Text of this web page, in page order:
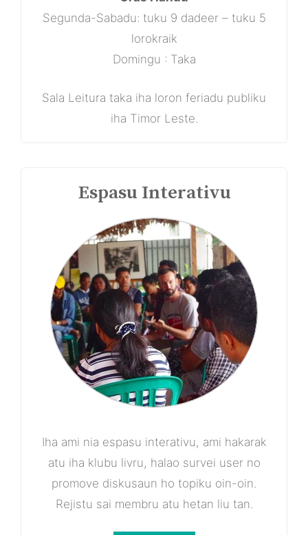
Segunda-Sabadu: tuku 9 dadeer – tuku 5
lorokraik
Domingu : Taka
Sala Leitura taka iha loron feriadu publiku
iha Timor Leste.
Espasu Interativu
Iha ami nia espasu interativu, ami hakarak
atu iha klubu livru, halao survei user no
promove diskusaun ho topiku oin-oin.
Rejistu sai membru atu hetan liu tan.